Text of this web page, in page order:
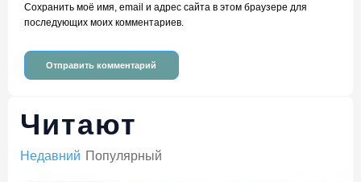
Сохранить моё имя, email и адрес сайта в этом браузере для
последующих моих комментариев.
Читают
Недавний Популярный